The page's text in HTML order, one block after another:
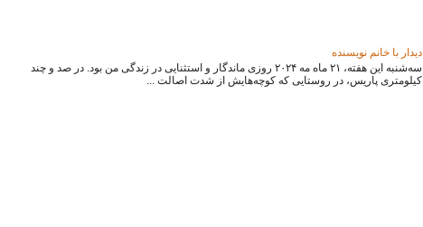
دیدار با خانم نویسنده
سه‌شنبه این هفته، ۲۱ ماه مه ۲۰۲۴ روزی ماندگار و استثنایی در زندگی من بود. در صد و چند
کیلومتری پاریس، در روستایی که کوچه‌هایش از شدت اصالت ...